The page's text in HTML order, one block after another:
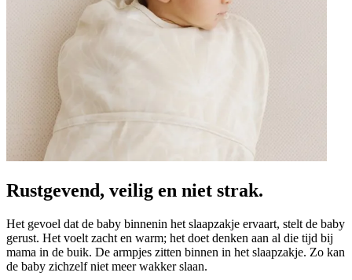
Rustgevend, veilig en niet strak.
Het gevoel dat de baby binnenin het slaapzakje ervaart, stelt de baby
gerust. Het voelt zacht en warm; het doet denken aan al die tijd bij
mama in de buik. De armpjes zitten binnen in het slaapzakje. Zo kan
de baby zichzelf niet meer wakker slaan.